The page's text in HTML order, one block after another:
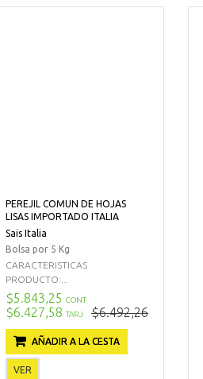
PEREJIL COMUN DE HOJAS
LISAS IMPORTADO ITALIA
Sais Italia
Bolsa por 5 Kg
CARACTERISTICAS
PRODUCTO:...
$5.843,25 CONT
$6.427,58 TARJ $6.492,26
AÑADIR A LA CESTA
VER